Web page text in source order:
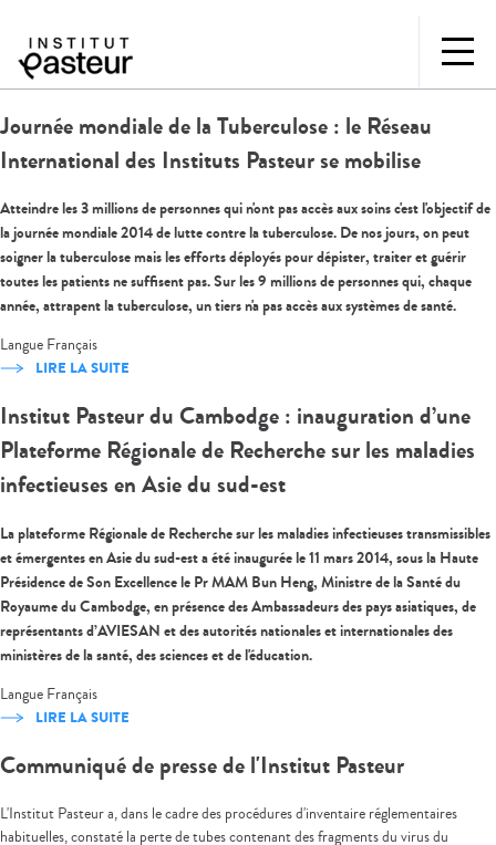
Journée mondiale de la Tuberculose : le Réseau
International des Instituts Pasteur se mobilise
Atteindre les 3 millions de personnes qui n'ont pas accès aux soins c'est l'objectif de
la journée mondiale 2014 de lutte contre la tuberculose. De nos jours, on peut
soigner la tuberculose mais les efforts déployés pour dépister, traiter et guérir
toutes les patients ne suffisent pas. Sur les 9 millions de personnes qui, chaque
année, attrapent la tuberculose, un tiers n'a pas accès aux systèmes de santé.
Langue Français
LIRE LA SUITE
Institut Pasteur du Cambodge : inauguration d’une
Plateforme Régionale de Recherche sur les maladies
infectieuses en Asie du sud-est
La plateforme Régionale de Recherche sur les maladies infectieuses transmissibles
et émergentes en Asie du sud-est a été inaugurée le 11 mars 2014, sous la Haute
Présidence de Son Excellence le Pr MAM Bun Heng, Ministre de la Santé du
Royaume du Cambodge, en présence des Ambassadeurs des pays asiatiques, de
représentants d’AVIESAN et des autorités nationales et internationales des
ministères de la santé, des sciences et de l'éducation.
Langue Français
LIRE LA SUITE
Communiqué de presse de l'Institut Pasteur
L'Institut Pasteur a, dans le cadre des procédures d'inventaire réglementaires
habituelles, constaté la perte de tubes contenant des fragments du virus du